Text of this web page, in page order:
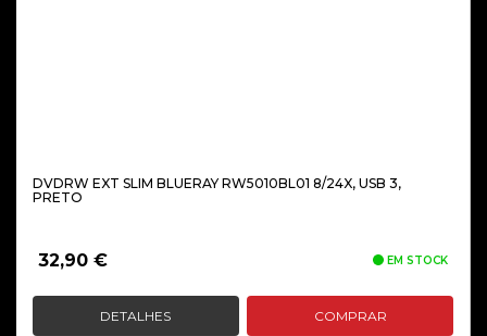
DVDRW EXT SLIM BLUERAY RW5010BL01 8/24X, USB 3,
PRETO
32,90 € EM STOCK
DETALHES COMPRAR